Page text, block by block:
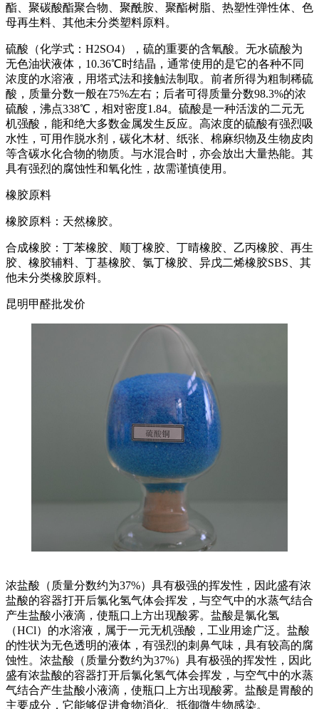
酯、聚碳酸酯聚合物、聚酰胺、聚酯树脂、热塑性弹性体、色
母再生料、其他未分类塑料原料。
硫酸（化学式：H2SO4），硫的重要的含氧酸。无水硫酸为
无色油状液体，10.36℃时结晶，通常使用的是它的各种不同
浓度的水溶液，用塔式法和接触法制取。前者所得为粗制稀硫
酸，质量分数一般在75%左右；后者可得质量分数98.3%的浓
硫酸，沸点338℃，相对密度1.84。硫酸是一种活泼的二元无
机强酸，能和绝大多数金属发生反应。高浓度的硫酸有强烈吸
水性，可用作脱水剂，碳化木材、纸张、棉麻织物及生物皮肉
等含碳水化合物的物质。与水混合时，亦会放出大量热能。其
具有强烈的腐蚀性和氧化性，故需谨慎使用。
橡胶原料
橡胶原料：天然橡胶。
合成橡胶：丁苯橡胶、顺丁橡胶、丁晴橡胶、乙丙橡胶、再生
胶、橡胶辅料、丁基橡胶、氯丁橡胶、异戊二烯橡胶SBS、其
他未分类橡胶原料。
昆明甲醛批发价
浓盐酸（质量分数约为37%）具有极强的挥发性，因此盛有浓
盐酸的容器打开后氯化氢气体会挥发，与空气中的水蒸气结合
产生盐酸小液滴，使瓶口上方出现酸雾。盐酸是氯化氢
（HCl）的水溶液，属于一元无机强酸，工业用途广泛。盐酸
的性状为无色透明的液体，有强烈的刺鼻气味，具有较高的腐
蚀性。浓盐酸（质量分数约为37%）具有极强的挥发性，因此
盛有浓盐酸的容器打开后氯化氢气体会挥发，与空气中的水蒸
气结合产生盐酸小液滴，使瓶口上方出现酸雾。盐酸是胃酸的
主要成分，它能够促进食物消化、抵御微生物感染。